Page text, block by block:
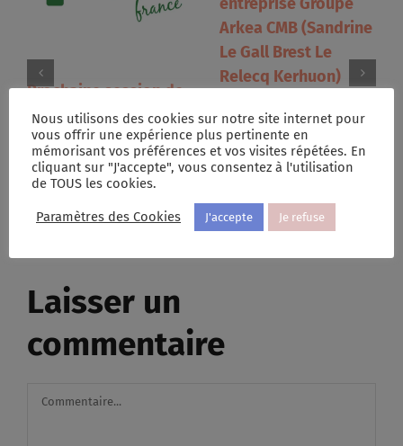
Prochaine session de
Premiers Secours en
Santé Mentale
(PSSM) les 17/18
septembre 2026
16 juin 2026 |
0
Arkea CMB (Sandrine
Le Gall Brest Le
Relecq Kerhuon)
commentaire
Laisser un
commentaire
Commentaire
Nous utilisons des cookies sur notre site internet pour
vous offrir une expérience plus pertinente en
mémorisant vos préférences et vos visites répétées. En
cliquant sur "J'accepte", vous consentez à l'utilisation
de TOUS les cookies.
Paramètres des Cookies J'accepte Je refuse